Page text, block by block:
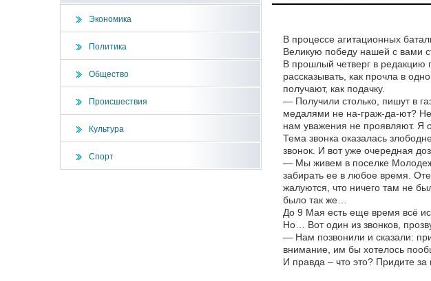
Экономика
Политика
Общество
Происшествия
Культура
Спорт
В процессе агитационных
Великую победу нашей с вами
В прошлый четверг в редакцию
рассказывать, как прочла в
получают, как подачку.
— Получили столько, пишут в
медалями не на-граж-да-ют?
нам уважения не проявляют. Я
Тема звонка оказалась
звонок. И вот уже очередная
— Мы живем в поселке
забирать ее в любое время.
жалуются, что ничего там не
было так же…
До 9 Мая есть еще время всё
Но… Вот один из звонков,
— Нам позвонили и сказали:
внимание, им бы хотелось
И правда – что это? Придите